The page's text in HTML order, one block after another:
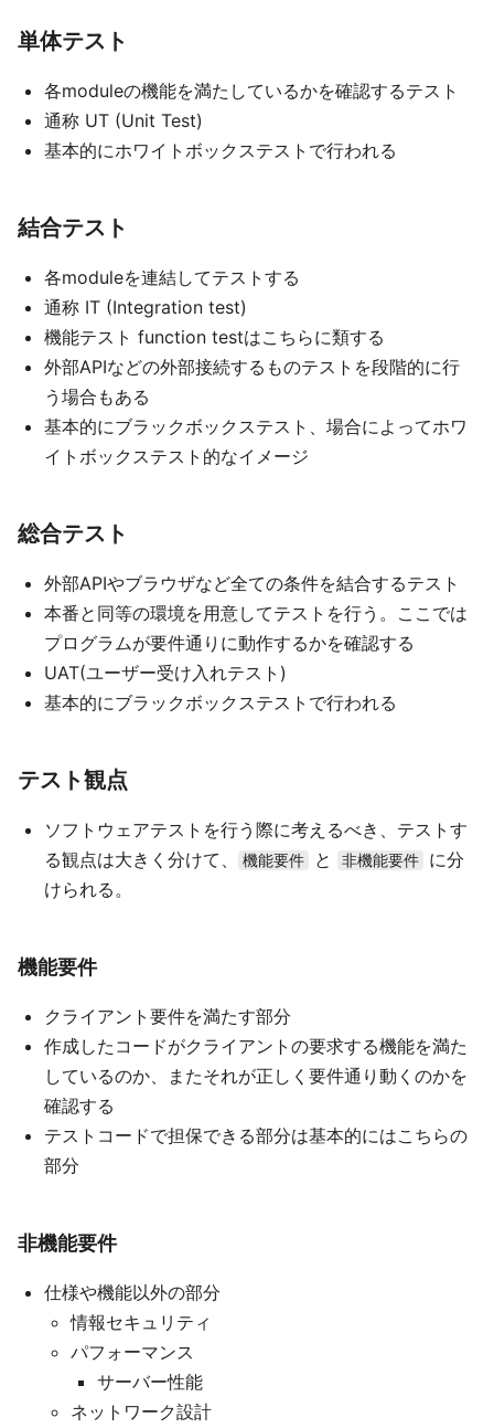
単体テスト
各moduleの機能を満たしているかを確認するテスト
通称 UT (Unit Test)
基本的にホワイトボックステストで行われる
結合テスト
各moduleを連結してテストする
通称 IT (Integration test)
機能テスト function testはこちらに類する
外部APIなどの外部接続するものテストを段階的に行
う場合もある
基本的にブラックボックステスト、場合によってホワ
イトボックステスト的なイメージ
総合テスト
外部APIやブラウザなど全ての条件を結合するテスト
本番と同等の環境を用意してテストを行う。ここでは
プログラムが要件通りに動作するかを確認する
UAT(ユーザー受け入れテスト)
基本的にブラックボックステストで行われる
テスト観点
ソフトウェアテストを行う際に考えるべき、テストす
る観点は大きく分けて、
機能要件 と 非機能要件
に分
けられる。
機能要件
クライアント要件を満たす部分
作成したコードがクライアントの要求する機能を満た
しているのか、またそれが正しく要件通り動くのかを
確認する
テストコードで担保できる部分は基本的にはこちらの
部分
非機能要件
仕様や機能以外の部分
情報セキュリティ
パフォーマンス
サーバー性能
ネットワーク設計